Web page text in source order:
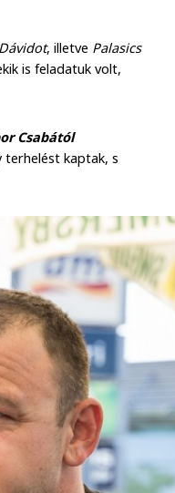
, illetve Palasics
is feladatuk volt,
Csabától
terhelést kaptak, s